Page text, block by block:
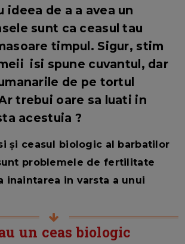
ideea de a a avea un
sunt ca ceasul tau
timpul. Sigur, stim
isi spune cuvantul, dar
de pe tortul
trebui oare sa luati in
acestuia ?
și ceasul biologic al barbatilor
problemele de fertilitate
inaintarea in varsta a unui
un ceas biologic